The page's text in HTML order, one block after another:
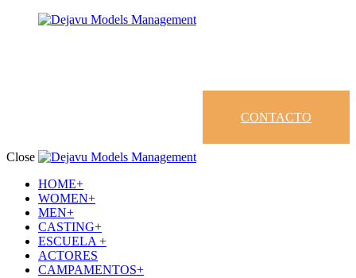
CONTACTO
Close
HOME+
WOMEN+
MEN+
CASTING+
ESCUELA +
ACTORES
CAMPAMENTOS+